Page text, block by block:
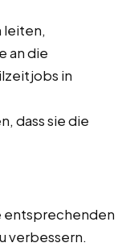
leiten,
an die
in
dass sie die
entsprechenden
verbessern.